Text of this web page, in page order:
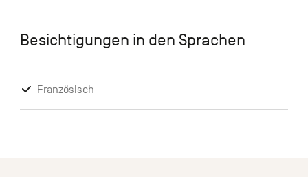
Besichtigungen in den Sprachen
Französisch